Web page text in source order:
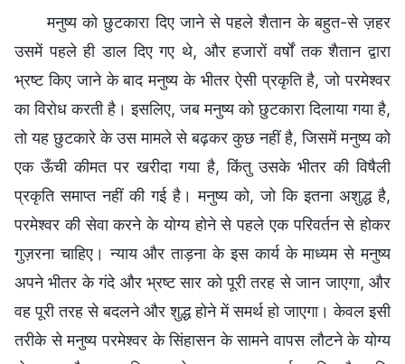
मनुष्य को छुटकारा दिए जाने से पहले शैतान के बहुत-से ज़हर
उसमें पहले ही डाल दिए गए थे, और हजारों वर्षों तक शैतान द्वारा
भ्रष्ट किए जाने के बाद मनुष्य के भीतर ऐसी प्रकृति है, जो परमेश्वर
का विरोध करती है। इसलिए, जब मनुष्य को छुटकारा दिलाया गया है,
तो यह छुटकारे के उस मामले से बढ़कर कुछ नहीं है, जिसमें मनुष्य को
एक ऊँची कीमत पर खरीदा गया है, किंतु उसके भीतर की विषैली
प्रकृति समाप्त नहीं की गई है। मनुष्य को, जो कि इतना अशुद्ध है,
परमेश्वर की सेवा करने के योग्य होने से पहले एक परिवर्तन से होकर
गुज़रना चाहिए। न्याय और ताड़ना के इस कार्य के माध्यम से मनुष्य
अपने भीतर के गंदे और भ्रष्ट सार को पूरी तरह से जान जाएगा, और
वह पूरी तरह से बदलने और शुद्ध होने में समर्थ हो जाएगा। केवल इसी
तरीके से मनुष्य परमेश्वर के सिंहासन के सामने वापस लौटने के योग्य